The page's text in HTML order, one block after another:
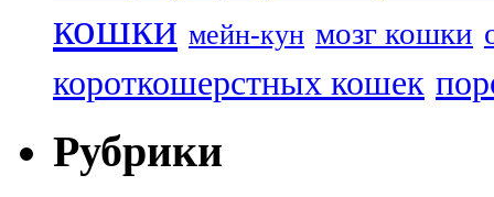
кошки мейн-кун мозг кошки
короткошерстных кошек
Рубрики